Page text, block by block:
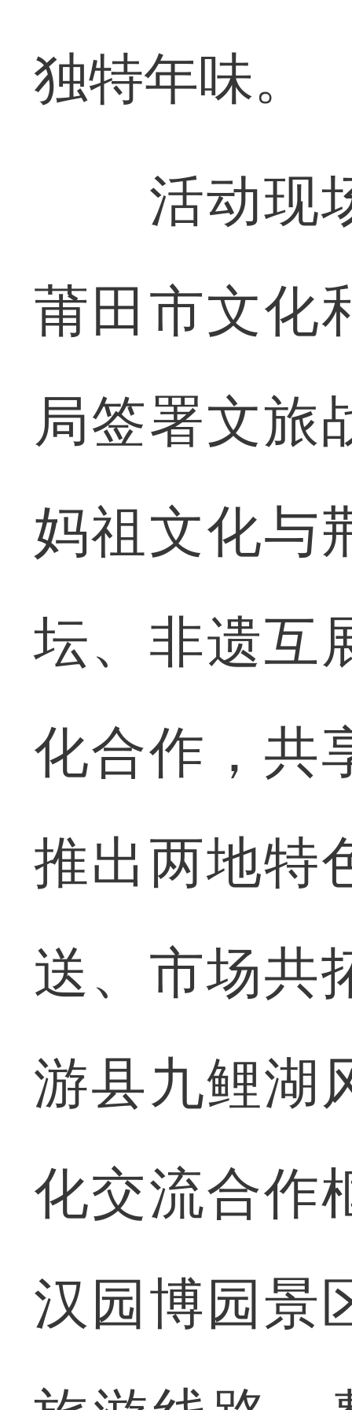
独特年味。
活动现场
莆田市文化
局签署文旅
妈祖文化与
坛、非遗互
化合作，共
推出两地特
送、市场共
游县九鲤湖
化交流合作
汉园博园景